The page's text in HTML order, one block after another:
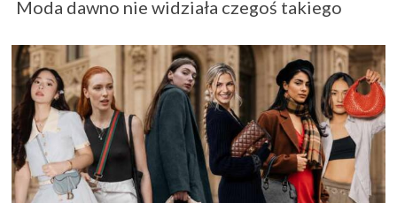
Moda dawno nie widziała czegoś takiego